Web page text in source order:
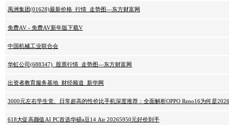
禹洲集团(01628)最新价格_行情_走势图—东方财富网
免费AV - 免费AV新年版下载V
中国机械工业联合会
华虹公司(688347)_股票行情_走势图—东方财富网
出资者教育服务基地_财经频道_新华网
3000元左右学生党、日常超高的性价比手机深度推荐：全面解析OPPO Reno16为何是
618大促高颜值AI PC首选华硕a豆14 Air 20265950元好价到手